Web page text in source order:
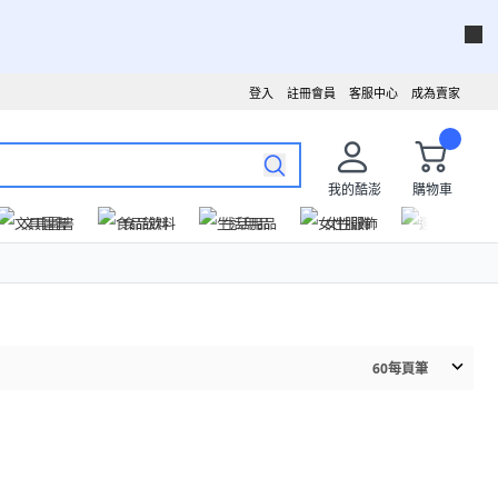
成為賣家
客服中心
註冊會員
登入
我的酷澎
購物車
文具圖書
食品飲料 生活用品 女性服飾
60每頁筆